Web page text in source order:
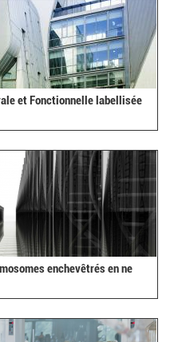
et Fonctionnelle labellisée
enchevêtrés en ne